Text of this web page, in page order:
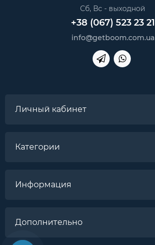
Сб, Вс - выходной
+38 (067) 523 23 21
info@getboom.com.ua
Личный кабинет
Категории
Информация
Дополнительно